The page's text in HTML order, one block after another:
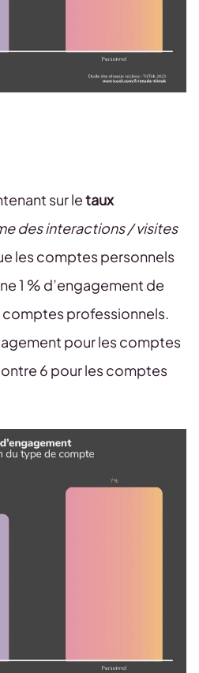
sur letaux
des interactions / visites
les comptes personnels
1 % d’engagement de
professionnels.
pour les comptes
6 pour les comptes